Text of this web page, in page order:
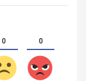
0 0